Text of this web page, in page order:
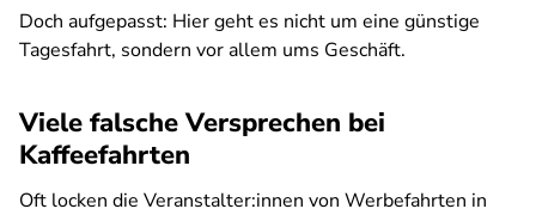
Doch aufgepasst: Hier geht es nicht um eine günstige
Tagesfahrt, sondern vor allem ums Geschäft.
Viele falsche Versprechen bei
Kaffeefahrten
Oft locken die Veranstalter:innen von Werbefahrten in